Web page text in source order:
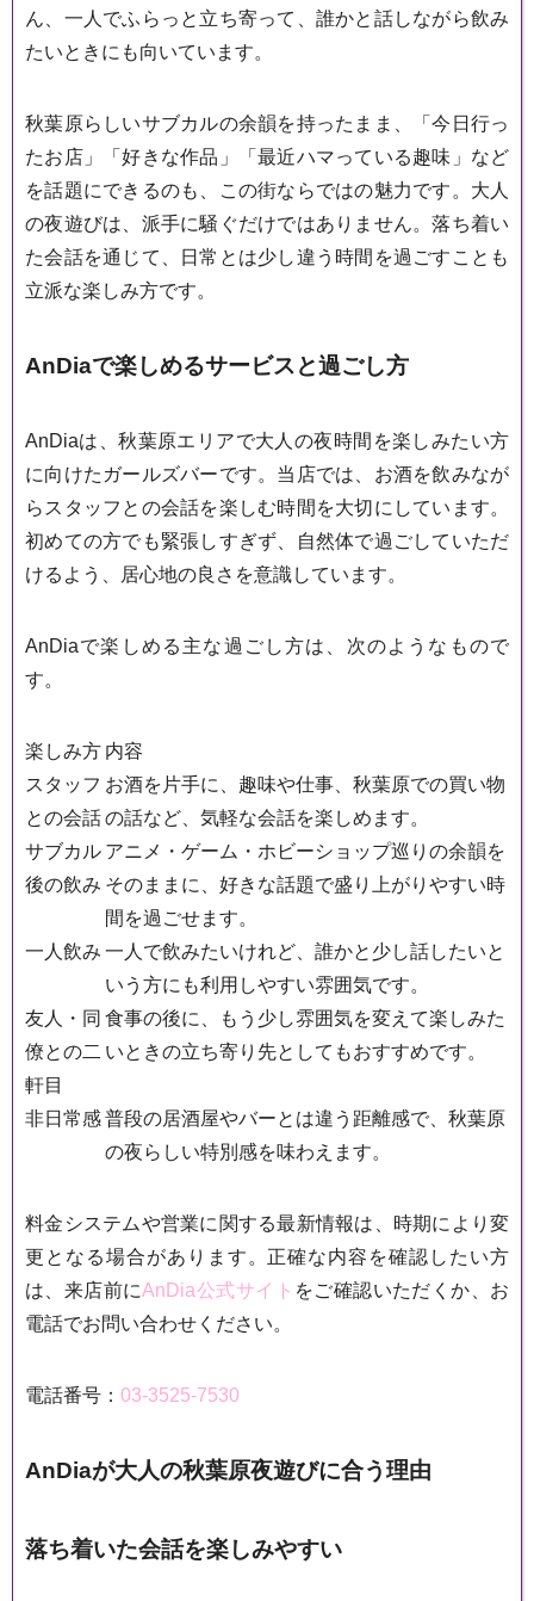
ん、一人でふらっと立ち寄って、誰かと話しながら飲み
たいときにも向いています。
秋葉原らしいサブカルの余韻を持ったまま、「今日行っ
たお店」「好きな作品」「最近ハマっている趣味」など
を話題にできるのも、この街ならではの魅力です。大人
の夜遊びは、派手に騒ぐだけではありません。落ち着い
た会話を通じて、日常とは少し違う時間を過ごすことも
立派な楽しみ方です。
AnDiaで楽しめるサービスと過ごし方
AnDiaは、秋葉原エリアで大人の夜時間を楽しみたい方
に向けたガールズバーです。当店では、お酒を飲みなが
らスタッフとの会話を楽しむ時間を大切にしています。
初めての方でも緊張しすぎず、自然体で過ごしていただ
けるよう、居心地の良さを意識しています。
AnDiaで楽しめる主な過ごし方は、次のようなもので
す。
楽しみ方 内容
スタッフ
との会話
お酒を片手に、趣味や仕事、秋葉原での買い物
の話など、気軽な会話を楽しめます。
サブカル
後の飲み
アニメ・ゲーム・ホビーショップ巡りの余韻を
そのままに、好きな話題で盛り上がりやすい時
間を過ごせます。
一人飲み 一人で飲みたいけれど、誰かと少し話したいと
いう方にも利用しやすい雰囲気です。
友人・同
僚との二
軒目
食事の後に、もう少し雰囲気を変えて楽しみた
いときの立ち寄り先としてもおすすめです。
非日常感普段の居酒屋やバーとは違う距離感で、秋葉原
の夜らしい特別感を味わえます。
料金システムや営業に関する最新情報は、時期により変
更となる場合があります。正確な内容を確認したい方
は、来店前にAnDia公式サイト をご確認いただくか、お
電話でお問い合わせください。
電話番号： 03-3525-7530
AnDiaが大人の秋葉原夜遊びに合う理由
落ち着いた会話を楽しみやすい